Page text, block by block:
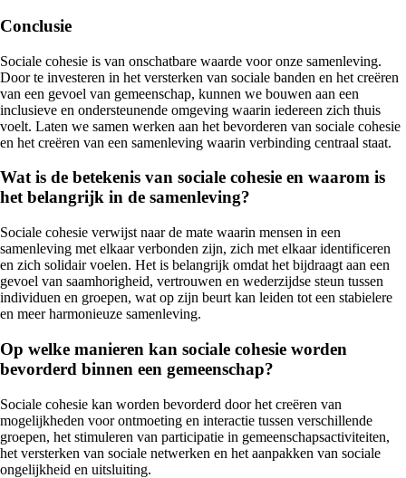
Conclusie
Sociale cohesie is van onschatbare waarde voor onze samenleving.
Door te investeren in het versterken van sociale banden en het creëren
van een gevoel van gemeenschap, kunnen we bouwen aan een
inclusieve en ondersteunende omgeving waarin iedereen zich thuis
voelt. Laten we samen werken aan het bevorderen van sociale cohesie
en het creëren van een samenleving waarin verbinding centraal staat.
Wat is de betekenis van sociale cohesie en waarom is
het belangrijk in de samenleving?
Sociale cohesie verwijst naar de mate waarin mensen in een
samenleving met elkaar verbonden zijn, zich met elkaar identificeren
en zich solidair voelen. Het is belangrijk omdat het bijdraagt aan een
gevoel van saamhorigheid, vertrouwen en wederzijdse steun tussen
individuen en groepen, wat op zijn beurt kan leiden tot een stabielere
en meer harmonieuze samenleving.
Op welke manieren kan sociale cohesie worden
bevorderd binnen een gemeenschap?
Sociale cohesie kan worden bevorderd door het creëren van
mogelijkheden voor ontmoeting en interactie tussen verschillende
groepen, het stimuleren van participatie in gemeenschapsactiviteiten,
het versterken van sociale netwerken en het aanpakken van sociale
ongelijkheid en uitsluiting.